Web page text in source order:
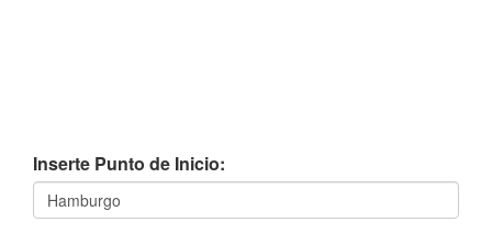
Inserte Punto de Inicio: